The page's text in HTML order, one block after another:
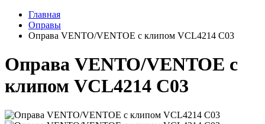
Главная
Оправы
Оправа VENTO/VENTOE с клипом VCL4214 C03
Оправа VENTO/VENTOE с
клипом VCL4214 C03